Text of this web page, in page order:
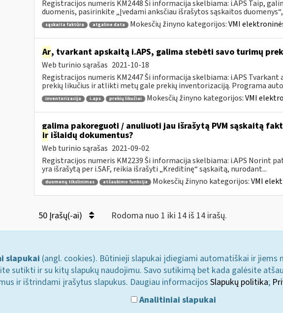
Registracijos numeris KM2448 Ši informacija skelbiama: i.APS Taip,
duomenis, pasirinkite „Įvedami anksčiau išrašytos sąskaitos
sąskaita faktūra atgaline data Mokesčių žinyno kategorijos:VMI
Ar, tvarkant apskaitą i.APS, galima stebėti savo turimų
Web turinio sąrašas 2021-10-18
Registracijos numeris KM2447 Ši informacija skelbiama: i.APS
prekių likučius ir atlikti metų gale prekių inventorizaciją. Programa
inventorizacija i.aps prekių likučiai Mokesčių žinyno kategorijos:VMI
galima pakoreguoti / anuliuoti jau išrašytą PVM sąskaitą
irišlaidų dokumentus?
Web turinio sąrašas 2021-09-02
Registracijos numeris KM2239 Ši informacija skelbiama: i.APS Norint
yra išrašytą per i.SAF, reikia išrašyti „Kreditinę“ sąskaitą, nurodant...
duomenų tikslinimas atšaukimo funkcija Mokesčių žinyno kategorijos:VMI
50 Įrašų(-ai) Rodoma nuo 1 iki 14 iš 14 irašų.
slapukai (angl. cookies). Būtinieji slapukai įdiegiami automatiškai ir jiems
sutikti ir su kitų slapukų naudojimu. Savo sutikimą bet kada galėsite
ir ištrindami įrašytus slapukus. Daugiau informacijos Slapukų politika;
Analitiniai slapukai